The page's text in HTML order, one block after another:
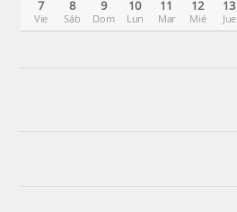
7
Vie
8
Sáb
9
Dom
10
Lun
11
Mar
12
Mié
13
Jue